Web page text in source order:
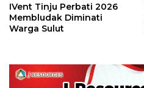
IVent Tinju Perbati 2026
Membludak Diminati
Warga Sulut